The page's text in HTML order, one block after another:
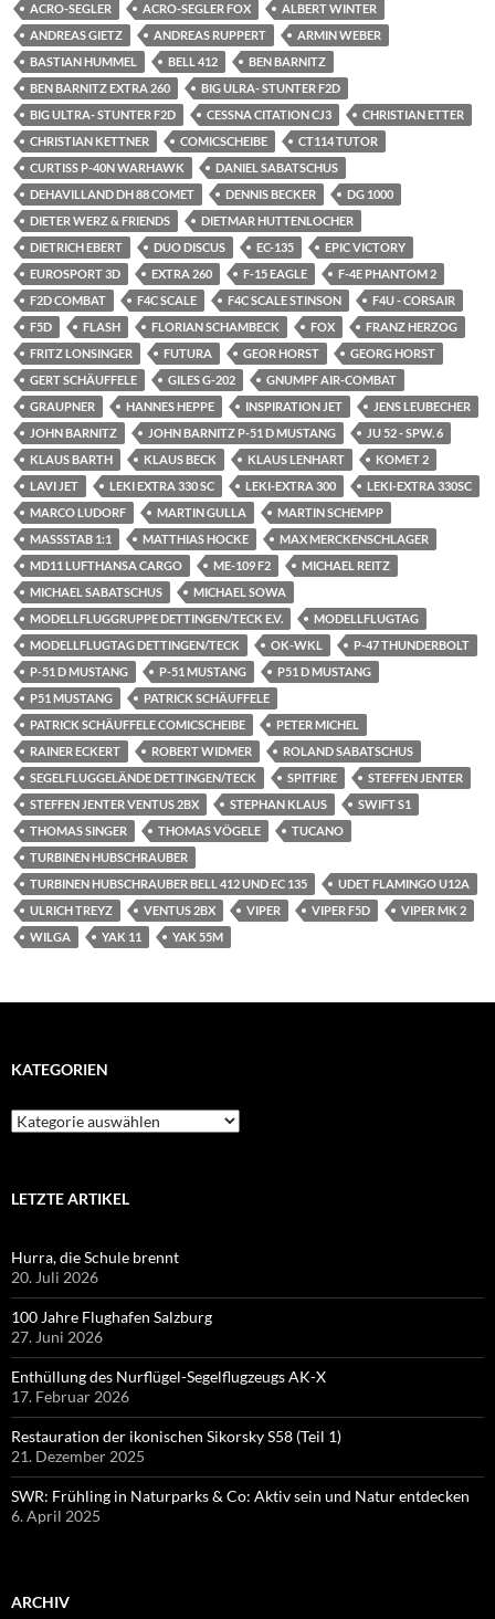
ACRO-SEGLER
ACRO-SEGLER FOX
ALBERT WINTER
ANDREAS GIETZ
ANDREAS RUPPERT
ARMIN WEBER
BASTIAN HUMMEL
BELL 412
BEN BARNITZ
BEN BARNITZ EXTRA 260
BIG ULRA- STUNTER F2D
BIG ULTRA- STUNTER F2D
CESSNA CITATION CJ3
CHRISTIAN ETTER
CHRISTIAN KETTNER
COMICSCHEIBE
CT114 TUTOR
CURTISS P-40N WARHAWK
DANIEL SABATSCHUS
DEHAVILLAND DH 88 COMET
DENNIS BECKER
DG 1000
DIETER WERZ & FRIENDS
DIETMAR HUTTENLOCHER
DIETRICH EBERT
DUO DISCUS EC-135
EPIC VICTORY
EUROSPORT 3D
EXTRA 260 F-15 EAGLE
F-4E PHANTOM 2
F2D COMBAT
F4C SCALE F4C SCALE STINSON
F4U - CORSAIR
F5D
FLASH FLORIAN SCHAMBECK FOX
FRANZ HERZOG
FRITZ LONSINGER
FUTURA GEOR HORST
GEORG HORST
GERT SCHÄUFFELE
GILES G-202
GNUMPF AIR-COMBAT
GRAUPNER
HANNES HEPPE INSPIRATION JET
JENS LEUBECHER
JOHN BARNITZ
JOHN BARNITZ P-51 D MUSTANG
JU 52 - SPW. 6
KLAUS BARTH
KLAUS BECK KLAUS LENHART
KOMET 2
LAVI JET
LEKI EXTRA 330 SC LEKI-EXTRA 300
LEKI-EXTRA 330SC
MARCO LUDORF
MARTIN GULLA
MARTIN SCHEMPP
MASSSTAB 1:1
MATTHIAS HOCKE
MAX MERCKENSCHLAGER
MD11 LUFTHANSA CARGO
ME-109 F2
MICHAEL REITZ
MICHAEL SABATSCHUS
MICHAEL SOWA
MODELLFLUGGRUPPE DETTINGEN/TECK E.V.
MODELLFLUGTAG
MODELLFLUGTAG DETTINGEN/TECK
OK-WKL
P-47 THUNDERBOLT
P-51 D MUSTANG
P-51 MUSTANG
P51 D MUSTANG
P51 MUSTANG
PATRICK SCHÄUFFELE
PATRICK SCHÄUFFELE COMICSCHEIBE
PETER MICHEL
RAINER ECKERT
ROBERT WIDMER
ROLAND SABATSCHUS
SEGELFLUGGELÄNDE DETTINGEN/TECK
SPITFIRE
STEFFEN JENTER
STEFFEN JENTER VENTUS 2BX
STEPHAN KLAUS
SWIFT S1
THOMAS SINGER
THOMAS VÖGELE
TUCANO
TURBINEN HUBSCHRAUBER
TURBINEN HUBSCHRAUBER BELL 412 UND EC 135
UDET FLAMINGO U12A
ULRICH TREYZ
VENTUS 2BX VIPER VIPER F5D
VIPER MK 2
WILGA
YAK 11 YAK 55M
KATEGORIEN
Kategorien
LETZTE ARTIKEL
Hurra, die Schule brennt
20. Juli 2026
100 Jahre Flughafen Salzburg
27. Juni 2026
Enthüllung des Nurflügel-Segelflugzeugs AK-X
17. Februar 2026
Restauration der ikonischen Sikorsky S58 (Teil 1)
21. Dezember 2025
SWR: Frühling in Naturparks & Co: Aktiv sein und Natur entdecken
6. April 2025
ARCHIV